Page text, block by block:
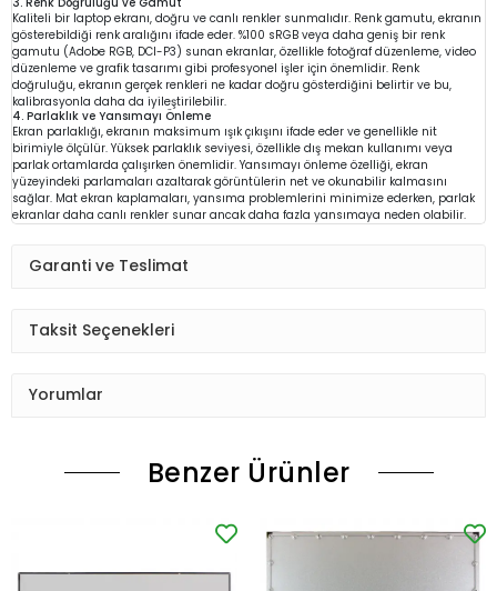
Kaliteli bir laptop ekranı, doğru ve canlı renkler sunmalıdır. Renk gamutu, ekranın
gösterebildiği renk aralığını ifade eder. %100 sRGB veya daha geniş bir renk
gamutu (Adobe RGB, DCI-P3) sunan ekranlar, özellikle fotoğraf düzenleme, video
düzenleme ve grafik tasarımı gibi profesyonel işler için önemlidir. Renk
doğruluğu, ekranın gerçek renkleri ne kadar doğru gösterdiğini belirtir ve bu,
kalibrasyonla daha da iyileştirilebilir.
4. Parlaklık ve Yansımayı Önleme
Ekran parlaklığı, ekranın maksimum ışık çıkışını ifade eder ve genellikle nit
birimiyle ölçülür. Yüksek parlaklık seviyesi, özellikle dış mekan kullanımı veya
parlak ortamlarda çalışırken önemlidir. Yansımayı önleme özelliği, ekran
yüzeyindeki parlamaları azaltarak görüntülerin net ve okunabilir kalmasını
sağlar. Mat ekran kaplamaları, yansıma problemlerini minimize ederken, parlak
ekranlar daha canlı renkler sunar ancak daha fazla yansımaya neden olabilir.
Garanti ve Teslimat
Taksit Seçenekleri
Yorumlar
Benzer Ürünler